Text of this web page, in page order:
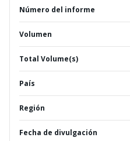
Número del informe
Volumen
Total Volume(s)
País
Región
Fecha de divulgación